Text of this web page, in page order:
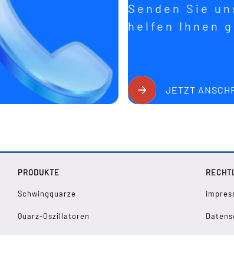
Senden Sie
helfen Ihnen
JETZT
PRODUKTE
Schwingquarze
Quarz-Oszillatoren